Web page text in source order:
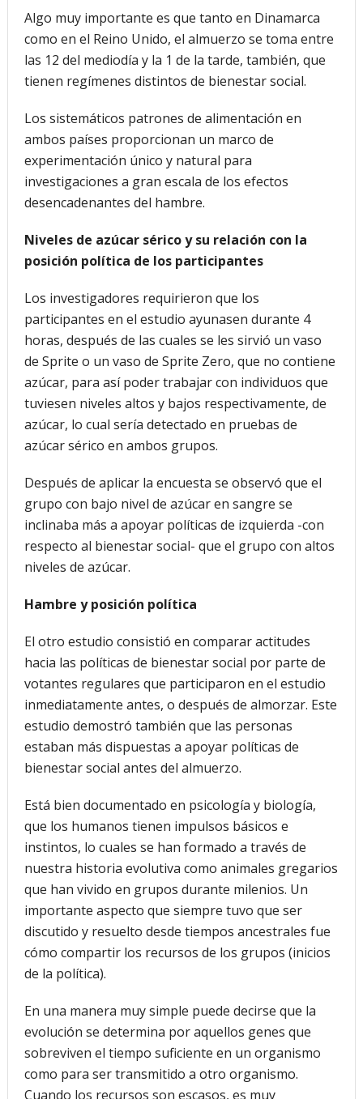
Algo muy importante es que tanto en Dinamarca
como en el Reino Unido, el almuerzo se toma entre
las 12 del mediodía y la 1 de la tarde, también, que
tienen regímenes distintos de bienestar social.
Los sistemáticos patrones de alimentación en
ambos países proporcionan un marco de
experimentación único y natural para
investigaciones a gran escala de los efectos
desencadenantes del hambre.
Niveles de azúcar sérico y su relación con la
posición política de los participantes
Los investigadores requirieron que los
participantes en el estudio ayunasen durante 4
horas, después de las cuales se les sirvió un vaso
de Sprite o un vaso de Sprite Zero, que no contiene
azúcar, para así poder trabajar con individuos que
tuviesen niveles altos y bajos respectivamente, de
azúcar, lo cual sería detectado en pruebas de
azúcar sérico en ambos grupos.
Después de aplicar la encuesta se observó que el
grupo con bajo nivel de azúcar en sangre se
inclinaba más a apoyar políticas de izquierda -con
respecto al bienestar social- que el grupo con altos
niveles de azúcar.
Hambre y posición política
El otro estudio consistió en comparar actitudes
hacia las políticas de bienestar social por parte de
votantes regulares que participaron en el estudio
inmediatamente antes, o después de almorzar. Este
estudio demostró también que las personas
estaban más dispuestas a apoyar políticas de
bienestar social antes del almuerzo.
Está bien documentado en psicología y biología,
que los humanos tienen impulsos básicos e
instintos, lo cuales se han formado a través de
nuestra historia evolutiva como animales gregarios
que han vivido en grupos durante milenios. Un
importante aspecto que siempre tuvo que ser
discutido y resuelto desde tiempos ancestrales fue
cómo compartir los recursos de los grupos (inicios
de la política).
En una manera muy simple puede decirse que la
evolución se determina por aquellos genes que
sobreviven el tiempo suficiente en un organismo
como para ser transmitido a otro organismo.
Cuando los recursos son escasos, es muy